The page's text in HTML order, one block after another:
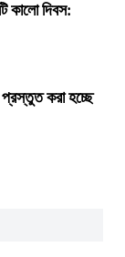
কালো দিবস:
করা হচ্ছে